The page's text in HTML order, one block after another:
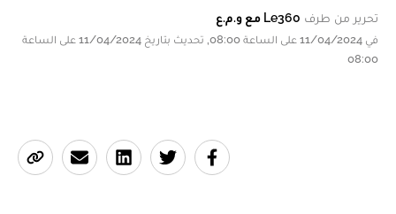
تحرير من طرف Le360 مع و.م.ع
في 11/04/2024 على الساعة 08:00, تحديث بتاريخ 11/04/2024 على الساعة
08:00